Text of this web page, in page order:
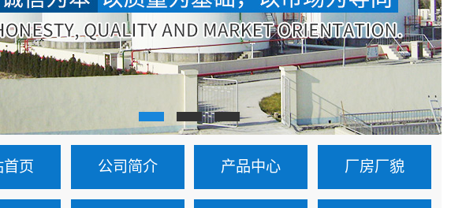
首页 公司简介 产品中心 厂房厂貌